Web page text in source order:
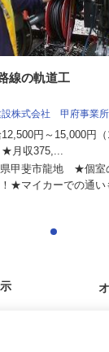
線の軌道工
設株式会社 甲府事業所
12,500円～15,000円
★月収375,...
甲斐市龍地 ★個室
★マイカーでの通い